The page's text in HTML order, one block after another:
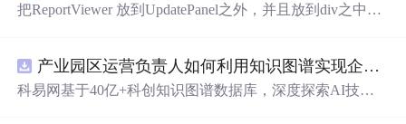
把ReportViewer 放到UpdatePanel之外，并且放到div之中，
d the bottom part of the report can be v...
产业园区运营负责人如何利用知识图谱实现企业精准对接与协同？.docx
科易网基于40亿+科创知识图谱数据库，深度探索AI技术